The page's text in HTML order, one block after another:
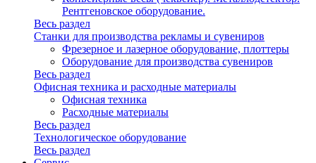
Рентгеновское оборудование.
Весь раздел
Станки для производства рекламы и сувениров
Фрезерное и лазерное оборудование, плоттеры
Оборудование для производства сувениров
Весь раздел
Офисная техника и расходные материалы
Офисная техника
Расходные материалы
Весь раздел
Технологическое оборудование
Весь раздел